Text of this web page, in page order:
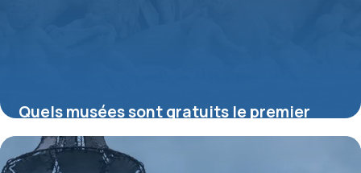
Quels musées sont gratuits le premier
dimanche du mois ?
16 juillet 2026